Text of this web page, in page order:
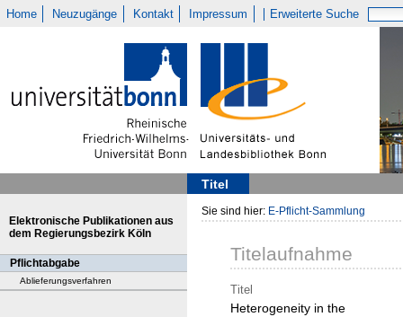
Home Neuzugänge Kontakt Impressum Erweiterte Suche
Titel
Elektronische Publikationen aus
dem Regierungsbezirk Köln
Pflichtabgabe
Ablieferungsverfahren
Sie sind hier: E-Pflicht-Sammlung
Titelaufnahme
Titel
Heterogeneity in the